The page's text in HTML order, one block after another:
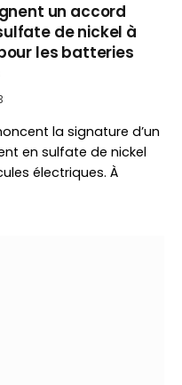
un accord
de nickel à
les batteries
la signature d’un
en sulfate de nickel
électriques. À